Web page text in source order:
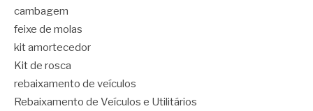
cambagem
feixe de molas
kit amortecedor
Kit de rosca
rebaixamento de veículos
Rebaixamento de Veículos e Utilitários